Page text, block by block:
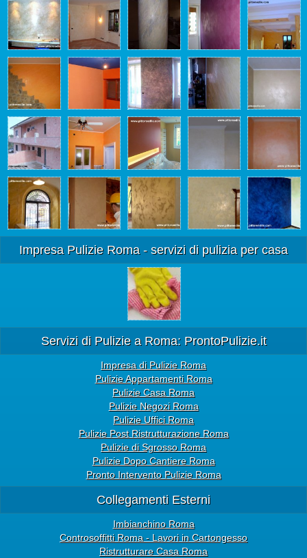
Impresa Pulizie Roma - servizi di pulizia per casa
Servizi di Pulizie a Roma: ProntoPulizie.it
Impresa di Pulizie Roma
Pulizie Appartamenti Roma
Pulizie Casa Roma
Pulizie Negozi Roma
Pulizie Uffici Roma
Pulizie Post Ristrutturazione Roma
Pulizie di Sgrosso Roma
Pulizie Dopo Cantiere Roma
Pronto Intervento Pulizie Roma
Collegamenti Esterni
Imbianchino Roma
Controsoffitti Roma - Lavori in Cartongesso
Ristrutturare Casa Roma